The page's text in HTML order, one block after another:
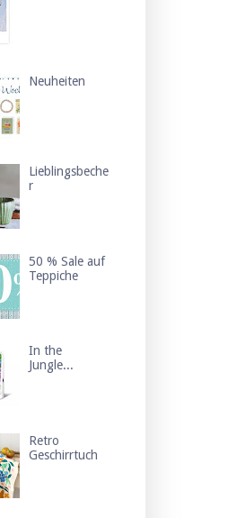
Neuheiten
Lieblingsbeche
r
50 % Sale auf
Teppiche
In the
Jungle...
Retro
Geschirrtuch